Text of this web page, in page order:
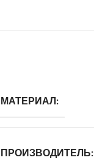
МАТЕРИАЛ:
ПРОИЗВОДИТЕЛЬ: